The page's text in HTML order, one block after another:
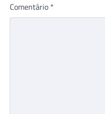
Comentário *